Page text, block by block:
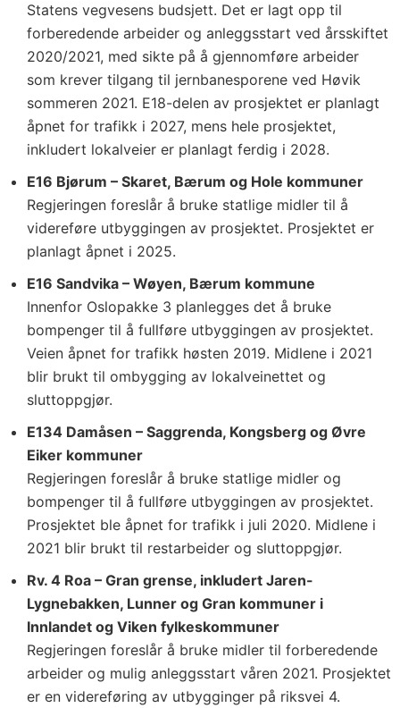
Statens vegvesens budsjett. Det er lagt opp til
forberedende arbeider og anleggsstart ved årsskiftet
2020/2021, med sikte på å gjennomføre arbeider
som krever tilgang til jernbanesporene ved Høvik
sommeren 2021. E18-delen av prosjektet er planlagt
åpnet for trafikk i 2027, mens hele prosjektet,
inkludert lokalveier er planlagt ferdig i 2028.
E16 Bjørum – Skaret, Bærum og Hole kommuner
Regjeringen foreslår å bruke statlige midler til å
videreføre utbyggingen av prosjektet. Prosjektet er
planlagt åpnet i 2025.
E16 Sandvika – Wøyen, Bærum kommune
Innenfor Oslopakke 3 planlegges det å bruke
bompenger til å fullføre utbyggingen av prosjektet.
Veien åpnet for trafikk høsten 2019. Midlene i 2021
blir brukt til ombygging av lokalveinettet og
sluttoppgjør.
E134 Damåsen – Saggrenda, Kongsberg og Øvre
Eiker kommuner
Regjeringen foreslår å bruke statlige midler og
bompenger til å fullføre utbyggingen av prosjektet.
Prosjektet ble åpnet for trafikk i juli 2020. Midlene i
2021 blir brukt til restarbeider og sluttoppgjør.
Rv. 4 Roa – Gran grense, inkludert Jaren-
Lygnebakken, Lunner og Gran kommuner i
Innlandet og Viken fylkeskommuner
Regjeringen foreslår å bruke midler til forberedende
arbeider og mulig anleggsstart våren 2021. Prosjektet
er en videreføring av utbygginger på riksvei 4.